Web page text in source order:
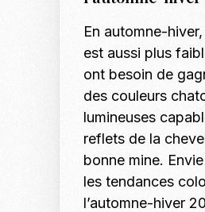
En automne-
est aussi plus
ont besoin de
des couleurs
lumineuses
reflets de la
bonne mine.
les tendances
l’automne-hiver